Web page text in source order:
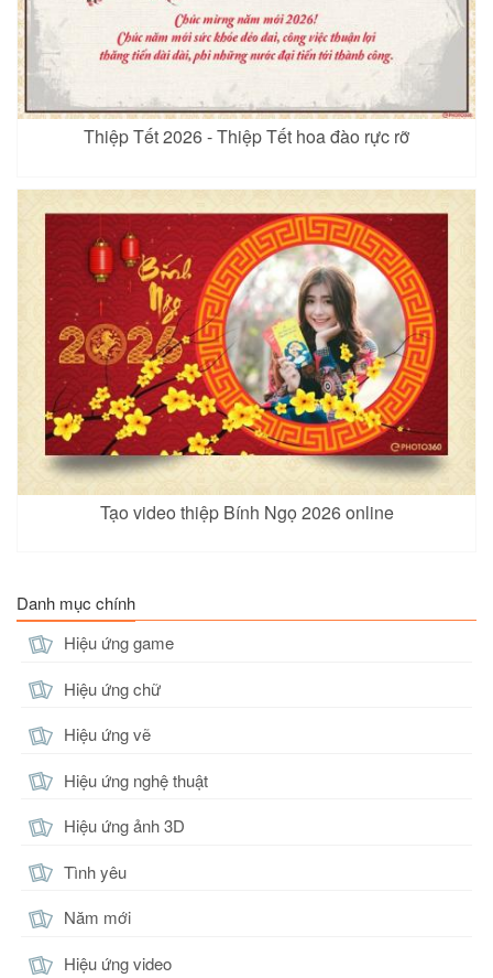
Thiệp Tết 2026 - Thiệp Tết hoa đào rực rỡ
Tạo video thiệp Bính Ngọ 2026 online
Danh mục chính
Hiệu ứng game
Hiệu ứng chữ
Hiệu ứng vẽ
Hiệu ứng nghệ thuật
Hiệu ứng ảnh 3D
Tình yêu
Năm mới
Hiệu ứng video